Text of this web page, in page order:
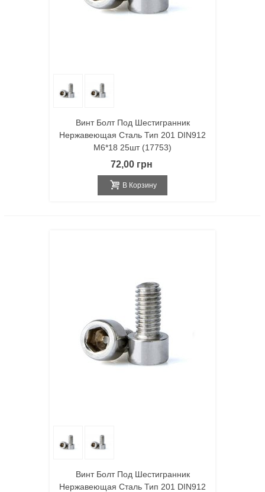
Винт Болт Под Шестигранник
Нержавеющая Сталь Тип 201 DIN912
M6*18 25шт (17753)
72,00 грн
В Корзину
Винт Болт Под Шестигранник
Нержавеющая Сталь Тип 201 DIN912